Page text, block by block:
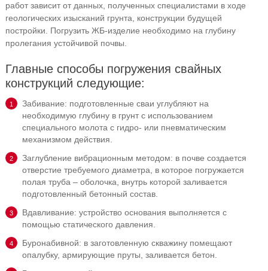
работ зависит от данных, полученных специалистами в ходе
геологических изысканий грунта, конструкции будущей
постройки. Погрузить ЖБ-изделие необходимо на глубину
пролегания устойчивой почвы.
Главные способы погружения свайных
конструкций следующие:
Забивание: подготовленные сваи углубляют на
необходимую глубину в грунт с использованием
специального молота с гидро- или пневматическим
механизмом действия.
Заглубление вибрационным методом: в почве создается
отверстие требуемого диаметра, в которое погружается
полая труба – оболочка, внутрь которой заливается
подготовленный бетонный состав.
Вдавливание: устройство основания выполняется с
помощью статического давления.
Буронабивной: в заготовленную скважину помещают
опалубку, армирующие пруты, заливается бетон.